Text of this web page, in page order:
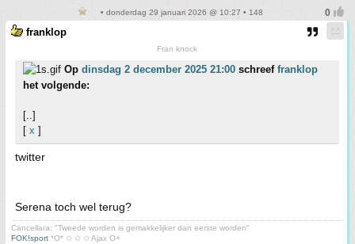
• donderdag 29 januari 2026 @ 10:27 • 148
franklop
Fran knock
Op dinsdag 2 december 2025 21:00 schreef franklop
het volgende:
[..]
[ x ]
twitter
Serena toch wel terug?
Cancellara; "Tweede worden is gemakkelijker dan eerste worden"
FOK!sport *O* ✩ ✩ ✩ Ajax O+